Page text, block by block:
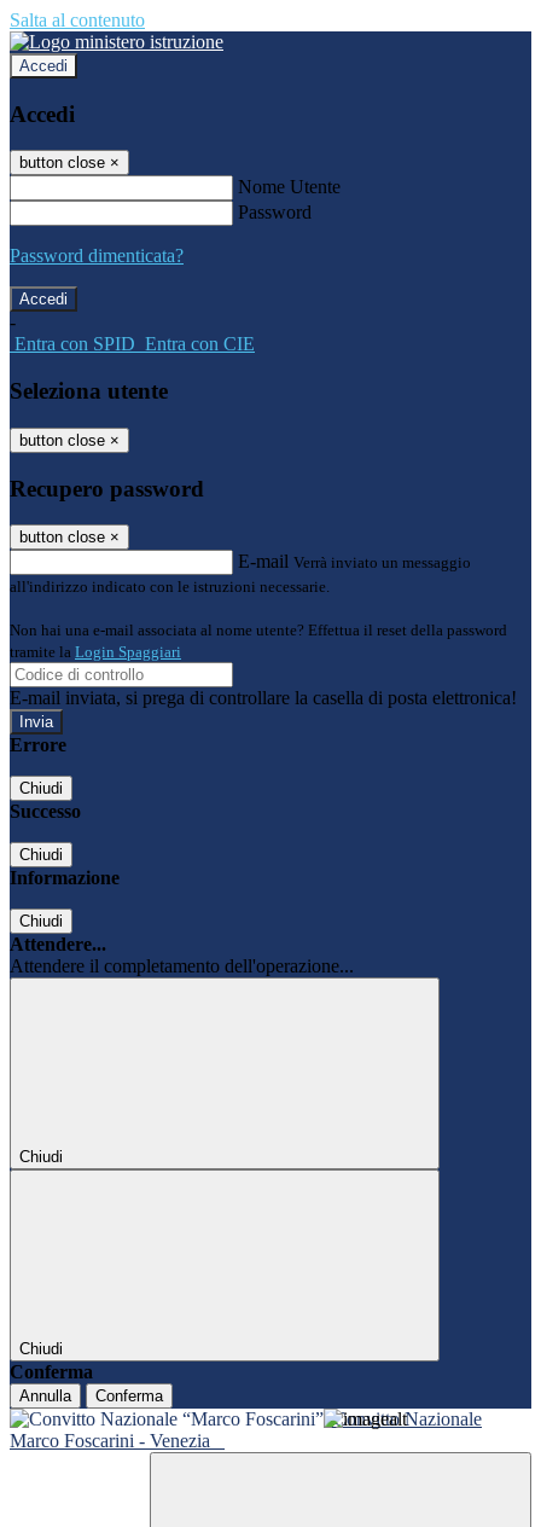
Salta al contenuto
Accedi
Accedi
button close ×
Nome Utente
Password
Password dimenticata?
-
Entra con SPID Entra con CIE
Seleziona utente
button close ×
Recupero password
button close ×
E-mail Verrà inviato un messaggio
all'indirizzo indicato con le istruzioni necessarie.
Non hai una e-mail associata al nome utente? Effettua il reset della password
tramite la Login Spaggiari
E-mail inviata, si prega di controllare la casella di posta elettronica!
Errore
Chiudi
Successo
Chiudi
Informazione
Chiudi
Attendere...
Attendere il completamento dell'operazione...
Chiudi
Chiudi
Conferma
Annulla Conferma
Convitto Nazionale
Marco Foscarini - Venezia